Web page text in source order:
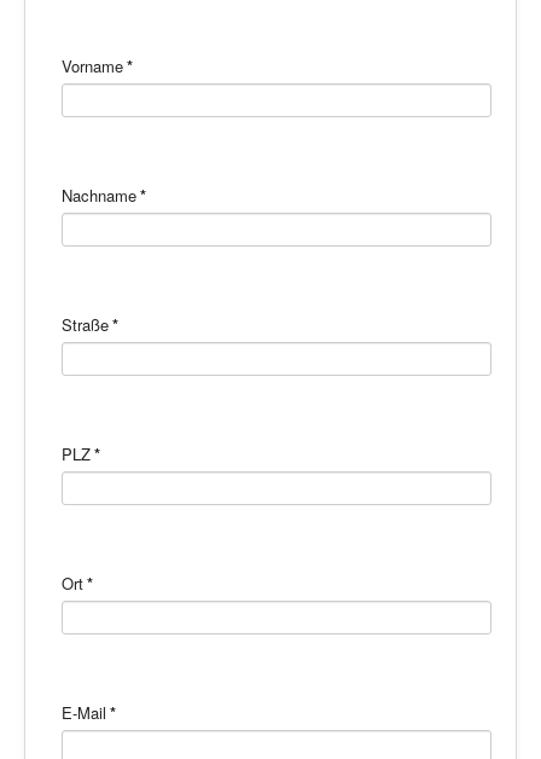
Vorname*
Nachname*
Straße*
PLZ*
Ort*
E-Mail *